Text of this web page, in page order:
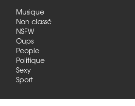
Musique
Non classé
NSFW
Oups
People
Politique
Sexy
Sport